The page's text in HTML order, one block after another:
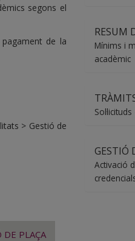
segons el
de la
> Gestió de
DE PLAÇA
RESUM
Mínims i
acadèmic
GESTIÓ
Activació